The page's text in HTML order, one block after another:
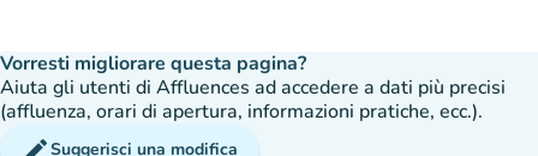
Vorresti migliorare questa pagina?
Aiuta gli utenti di Affluences ad accedere a dati più precisi
(affluenza, orari di apertura, informazioni pratiche, ecc.).
editSuggerisci una modifica